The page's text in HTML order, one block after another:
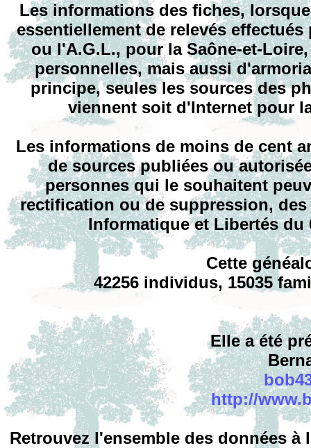
Les informations des fiches,
essentiellement de relevés
ou l'A.G.L., pour la Saône-et-
personnelles, mais aussi
principe, seules les sources des
viennent soit d'Internet pour
Les informations de moins de cent
de sources publiées ou
personnes qui le souhaitent
rectification ou de suppression,
Informatique et Libertés du
Cette
42256 individus, 15035
Elle a été
http://
Retrouvez l'ensemble des données